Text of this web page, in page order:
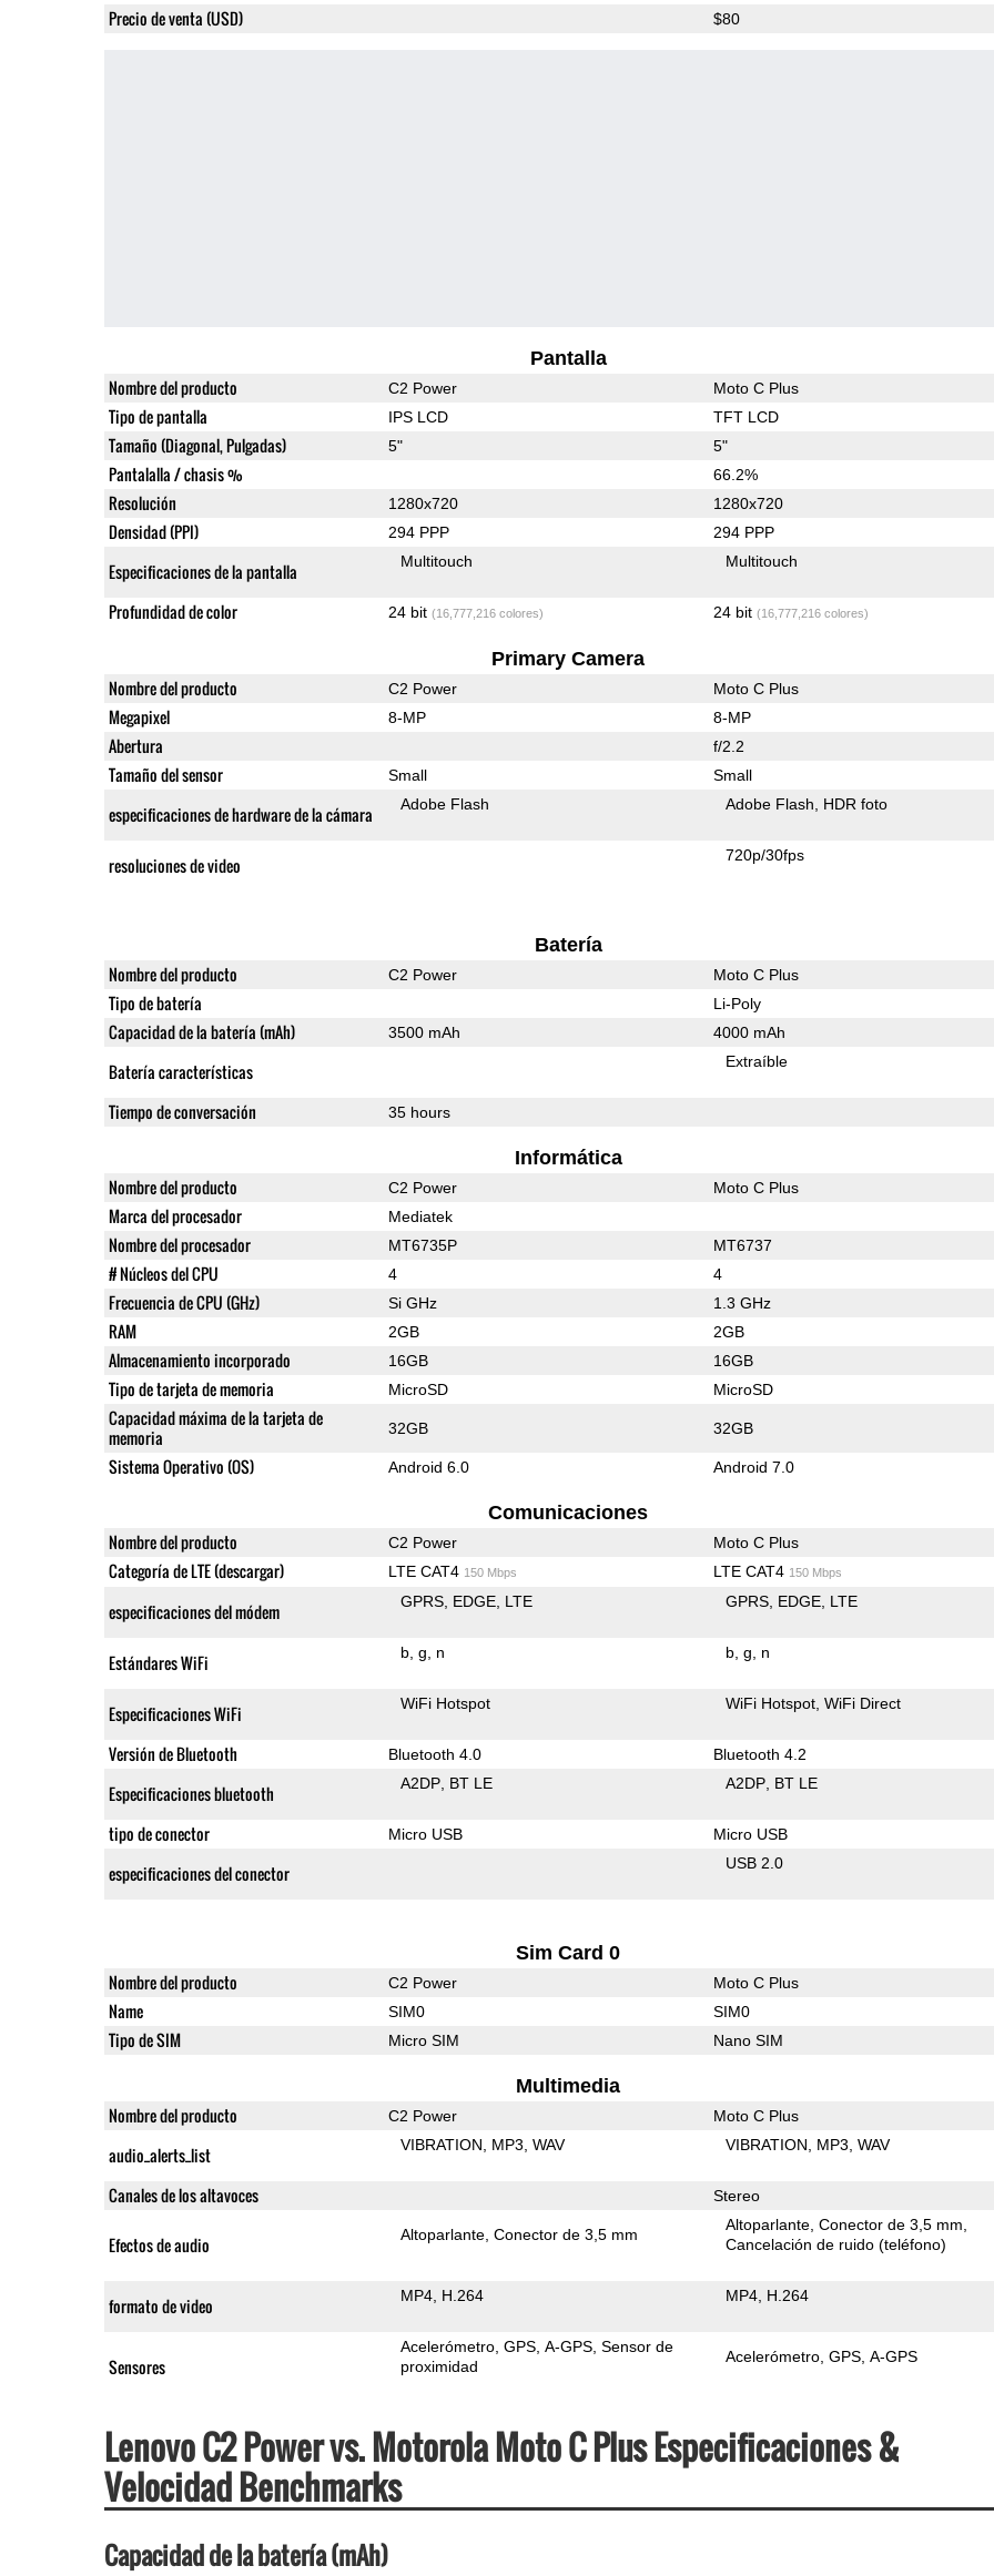
Precio de venta (USD) $80
Pantalla
Nombre del producto C2 Power Moto C Plus
Tipo de pantalla IPS LCD TFT LCD
Tamaño (Diagonal, Pulgadas) 5" 5"
Pantalalla / chasis % 66.2%
Resolución 1280x720 1280x720
Densidad (PPI) 294 PPP 294 PPP
Especificaciones de la pantalla Multitouch Multitouch
Profundidad de color 24 bit (16,777,216 colores) 24 bit (16,777,216 colores)
Primary Camera
Nombre del producto C2 Power Moto C Plus
Megapixel 8-MP 8-MP
Abertura f/2.2
Tamaño del sensor Small Small
especificaciones de hardware de la cámara Adobe Flash Adobe Flash HDR foto
resoluciones de video 720p/30fps
Batería
Nombre del producto C2 Power Moto C Plus
Tipo de batería Li-Poly
Capacidad de la batería (mAh) 3500 mAh 4000 mAh
Batería características Extraíble
Tiempo de conversación 35 hours
Informática
Nombre del producto C2 Power Moto C Plus
Marca del procesador Mediatek
Nombre del procesador MT6735P MT6737
# Núcleos del CPU 4 4
Frecuencia de CPU (GHz) Si GHz 1.3 GHz
RAM 2GB 2GB
Almacenamiento incorporado 16GB 16GB
Tipo de tarjeta de memoria MicroSD MicroSD
Capacidad máxima de la tarjeta de
memoria
32GB 32GB
Sistema Operativo (OS) Android 6.0 Android 7.0
Comunicaciones
Nombre del producto C2 Power Moto C Plus
Categoría de LTE (descargar) LTE CAT4 150 Mbps LTE CAT4 150 Mbps
especificaciones del módem GPRS EDGE LTE GPRS EDGE LTE
Estándares WiFi b g n b g n
Especificaciones WiFi WiFi Hotspot WiFi Hotspot WiFi Direct
Versión de Bluetooth Bluetooth 4.0 Bluetooth 4.2
Especificaciones bluetooth A2DP BT LE A2DP BT LE
tipo de conector Micro USB Micro USB
especificaciones del conector USB 2.0
Sim Card 0
Nombre del producto C2 Power Moto C Plus
Name SIM0 SIM0
Tipo de SIM Micro SIM Nano SIM
Multimedia
Nombre del producto C2 Power Moto C Plus
audio_alerts_list VIBRATION MP3 WAV VIBRATION MP3 WAV
Canales de los altavoces Stereo
Efectos de audio Altoparlante Conector de 3,5 mm
Altoparlante Conector de 3,5 mm
Cancelación de ruido (teléfono)
formato de video MP4 H.264 MP4 H.264
Sensores
Acelerómetro GPS A-GPS Sensor de
proximidad
Acelerómetro GPS A-GPS
Lenovo C2 Power vs. Motorola Moto C Plus Especificaciones &
Velocidad Benchmarks
Capacidad de la batería (mAh)